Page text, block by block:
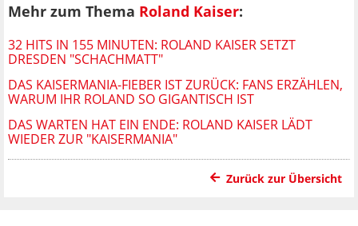
Mehr zum Thema Roland Kaiser:
32 HITS IN 155 MINUTEN: ROLAND KAISER SETZT
DRESDEN "SCHACHMATT"
DAS KAISERMANIA-FIEBER IST ZURÜCK: FANS ERZÄHLEN,
WARUM IHR ROLAND SO GIGANTISCH IST
DAS WARTEN HAT EIN ENDE: ROLAND KAISER LÄDT
WIEDER ZUR "KAISERMANIA"
Zurück zur Übersicht